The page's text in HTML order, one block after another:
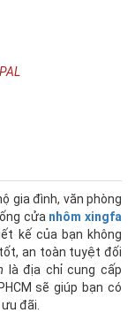
gia đình, văn phòng
cửa nhôm xingfa
kế của bạn không
an toàn tuyệt đối
là địa chỉ cung cấp
sẽ giúp bạn có
đãi.